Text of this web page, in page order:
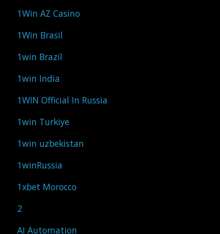
1Win AZ Casino
1Win Brasil
1win Brazil
1win India
1WIN Official In Russia
1win Turkiye
1win uzbekistan
1winRussia
1xbet Morocco
2
AI Automation